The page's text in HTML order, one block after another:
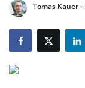
TIN TỨC THẾ GIỚI
CẬP NHẬT
Tomas Kauer